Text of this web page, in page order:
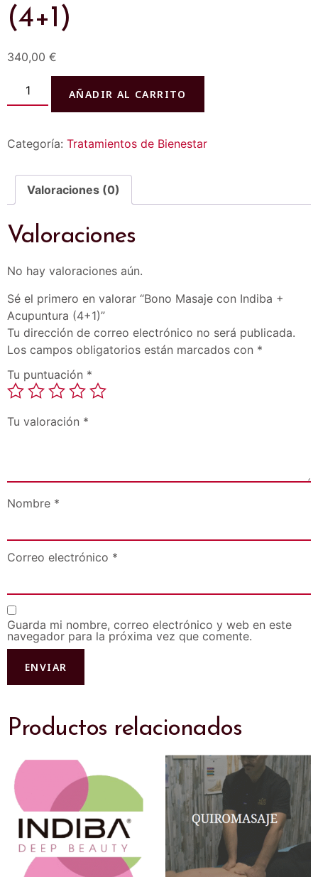
(4+1)
340,00 €
AÑADIR AL CARRITO
Categoría: Tratamientos de Bienestar
Valoraciones (0)
Valoraciones
No hay valoraciones aún.
Sé el primero en valorar “Bono Masaje con Indiba +
Acupuntura (4+1)”
Tu dirección de correo electrónico no será publicada.
Los campos obligatorios están marcados con *
Tu puntuación *
Tu valoración *
Nombre *
Correo electrónico *
Guarda mi nombre, correo electrónico y web en este
navegador para la próxima vez que comente.
Productos relacionados